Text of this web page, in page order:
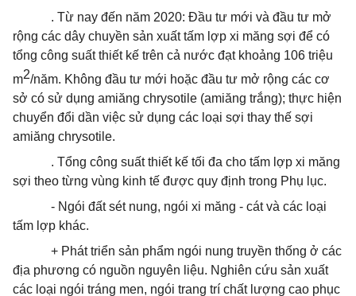
. Từ nay đến năm 2020: Đầu tư mới và đầu tư mở
rộng các dây chuyền sản xuất tấm lợp xi măng sợi để có
tổng công suất thiết kế trên cả nước đạt khoảng 106 triệu
m2/năm. Không đầu tư mới hoặc đầu tư mở rộng các cơ
sở có sử dụng amiăng chrysotile (amiăng trắng); thực hiện
chuyển đổi dần việc sử dụng các loại sợi thay thế sợi
amiăng chrysotile.
. Tổng công suất thiết kế tối đa cho tấm lợp xi măng
sợi theo từng vùng kinh tế được quy định trong Phụ lục.
- Ngói đất sét nung, ngói xi măng - cát và các loại
tấm lợp khác.
+ Phát triển sản phẩm ngói nung truyền thống ở các
địa phương có nguồn nguyên liệu. Nghiên cứu sản xuất
các loại ngói tráng men, ngói trang trí chất lượng cao phục